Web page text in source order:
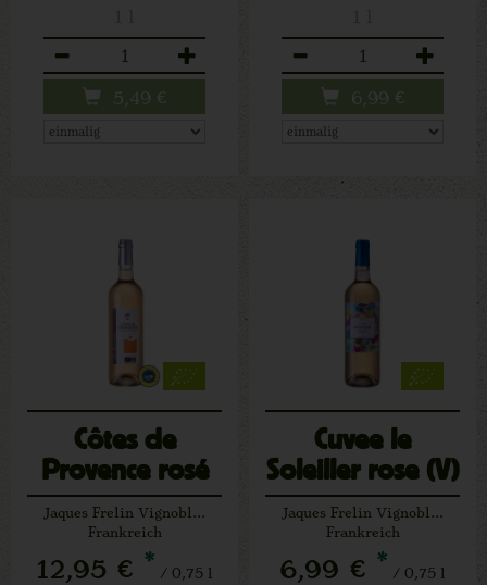
5,49 € 6,99 €
Côtes de
Provence rosé
(V)
Jaques Frelin Vignobles
Frankreich
12,95 € * / 0,75 l
Cuvee le
Soleiller rose (V)
Jaques Frelin Vignobles
Frankreich
6,99 € * / 0,75 l